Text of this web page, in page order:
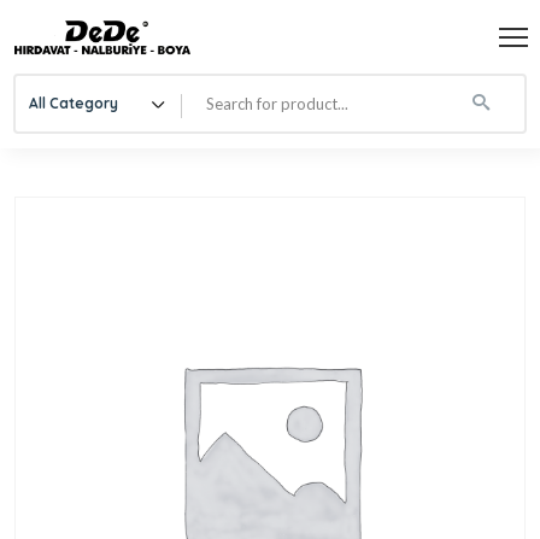
All Category